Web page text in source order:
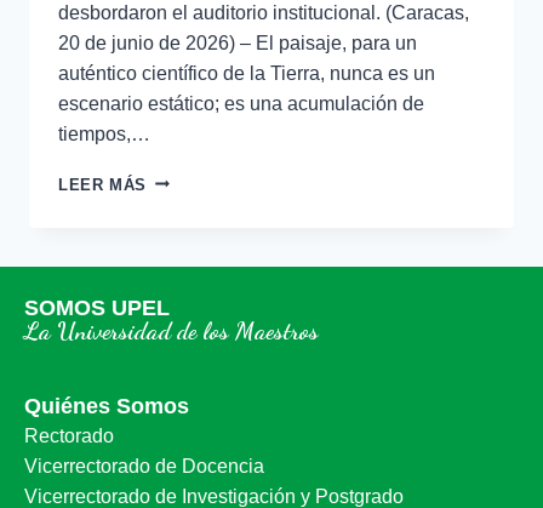
desbordaron el auditorio institucional. (Caracas,
20 de junio de 2026) – El paisaje, para un
auténtico científico de la Tierra, nunca es un
escenario estático; es una acumulación de
tiempos,…
LEER MÁS
SOMOS UPEL
La Universidad de los Maestros
Quiénes Somos
Rectorado
Vicerrectorado de Docencia
Vicerrectorado de Investigación y Postgrado